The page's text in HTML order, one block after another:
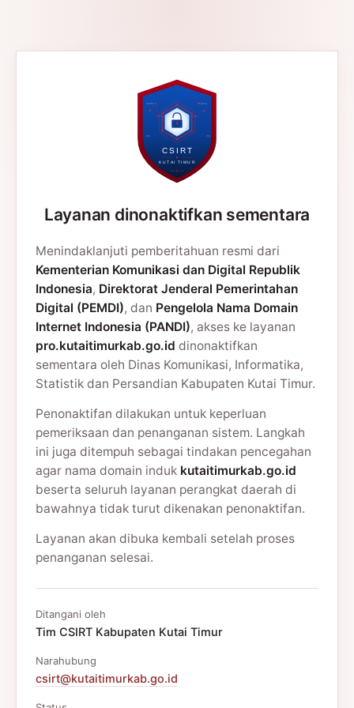
Layanan dinonaktifkan sementara
Menindaklanjuti pemberitahuan resmi dari
Kementerian Komunikasi dan Digital Republik
Indonesia, Direktorat Jenderal Pemerintahan
Digital (PEMDI), dan Pengelola Nama Domain
Internet Indonesia (PANDI), akses ke layanan
pro.kutaitimurkab.go.id dinonaktifkan
sementara oleh Dinas Komunikasi, Informatika,
Statistik dan Persandian Kabupaten Kutai Timur.
Penonaktifan dilakukan untuk keperluan
pemeriksaan dan penanganan sistem. Langkah
ini juga ditempuh sebagai tindakan pencegahan
agar nama domain induk kutaitimurkab.go.id
beserta seluruh layanan perangkat daerah di
bawahnya tidak turut dikenakan penonaktifan.
Layanan akan dibuka kembali setelah proses
penanganan selesai.
Ditangani oleh
Tim CSIRT Kabupaten Kutai Timur
Narahubung
csirt@kutaitimurkab.go.id